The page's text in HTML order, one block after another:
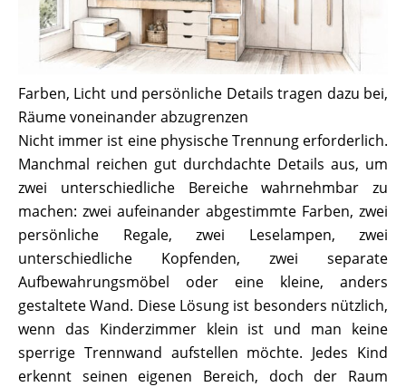
Farben, Licht und persönliche Details tragen dazu bei,
Räume voneinander abzugrenzen
Nicht immer ist eine physische Trennung erforderlich.
Manchmal reichen gut durchdachte Details aus, um
zwei unterschiedliche Bereiche wahrnehmbar zu
machen: zwei aufeinander abgestimmte Farben, zwei
persönliche Regale, zwei Leselampen, zwei
unterschiedliche Kopfenden, zwei separate
Aufbewahrungsmöbel oder eine kleine, anders
gestaltete Wand. Diese Lösung ist besonders nützlich,
wenn das Kinderzimmer klein ist und man keine
sperrige Trennwand aufstellen möchte. Jedes Kind
erkennt seinen eigenen Bereich, doch der Raum